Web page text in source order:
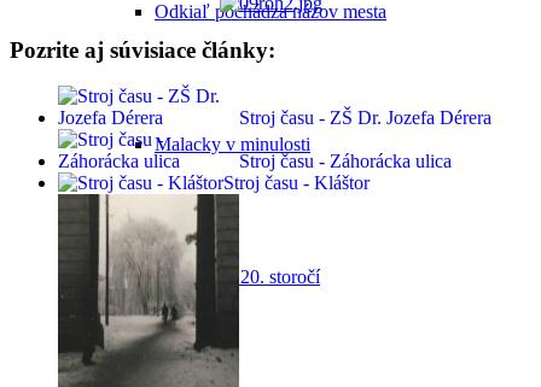
Odkiaľ pochádza názov mesta
Malacky v minulosti
Malacky v 20. storočí
Pozrite aj súvisiace články:
Stroj času - ZŠ Dr. Jozefa Dérera
Stroj času - Záhorácka ulica
Stroj času - Kláštor